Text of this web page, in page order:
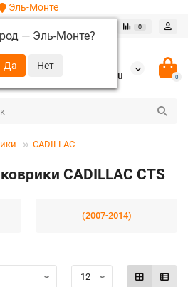
Эль-Монте
— Эль-Монте?
0
+7 (952) 288-64-62
spb@yandex.ru
0
CADILLAC
CADILLAC CTS
(2007-2014)